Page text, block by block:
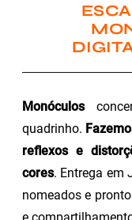
Monóculos
quadrinho.
reflexos e
cores. Entrega em
nomeados e